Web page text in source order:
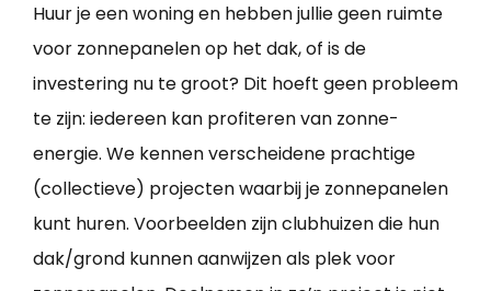
Huur je een woning en hebben jullie geen ruimte
voor zonnepanelen op het dak, of is de
investering nu te groot? Dit hoeft geen probleem
te zijn: iedereen kan profiteren van zonne-
energie. We kennen verscheidene prachtige
(collectieve) projecten waarbij je zonnepanelen
kunt huren. Voorbeelden zijn clubhuizen die hun
dak/grond kunnen aanwijzen als plek voor